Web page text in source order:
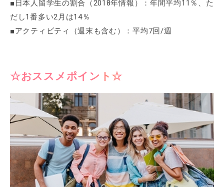
■日本人留学生の割合（2018年情報）：年間平均11％、た
だし1番多い2月は14％
■アクティビティ（週末も含む）：平均7回/週
☆おススメポイント☆